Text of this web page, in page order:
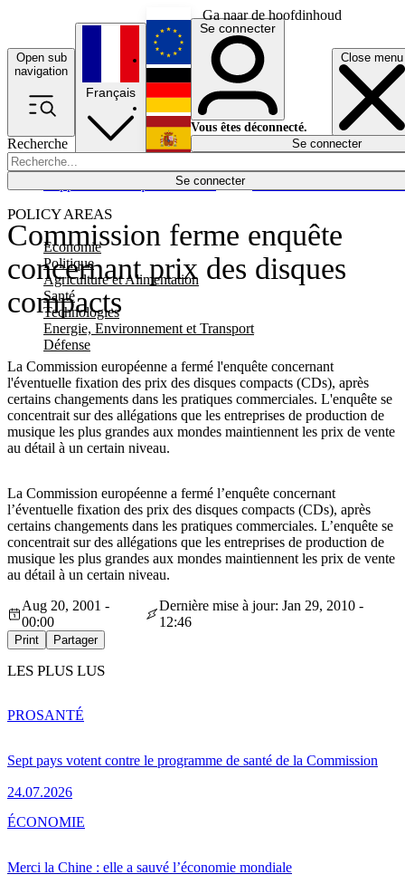
Ga naar de hoofdinhoud
Open sub
navigation
Close menu
Recherche
Se connecter
POLICY AREAS
Economie
Politique
Agriculture et Alimentation
Santé
Technologies
Energie, Environnement et Transport
Défense
Économie
Français
English
Deutsch
Español
Se connecter
Vous êtes déconnecté.
Se connecter
Commission ferme enquête
concernant prix des disques
compacts
La Commission européenne a fermé l'enquête concernant
l'éventuelle fixation des prix des disques compacts (CDs), après
certains changements dans les pratiques commerciales. L'enquête se
concentrait sur des allégations que les entreprises de production de
musique les plus grandes aux mondes maintiennent les prix de vente
au détail à un certain niveau.
La Commission européenne a fermé l’enquête concernant
l’éventuelle fixation des prix des disques compacts (CDs), après
certains changements dans les pratiques commerciales. L’enquête se
concentrait sur des allégations que les entreprises de production de
musique les plus grandes aux mondes maintiennent les prix de vente
au détail à un certain niveau.
Aug 20, 2001 -
00:00
Dernière mise à jour: Jan 29, 2010 -
12:46
Print Partager
LES PLUS LUS
Sept pays votent contre le programme de santé de la Commission
24.07.2026
PROSANTÉ
Merci la Chine : elle a sauvé l’économie mondiale
ÉCONOMIE